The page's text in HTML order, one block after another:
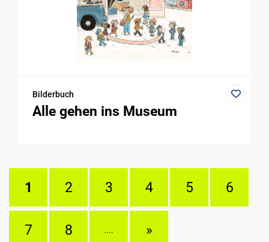
Bilderbuch
Alle gehen ins Museum
1 2 3 4 5 6
7 8 .... »